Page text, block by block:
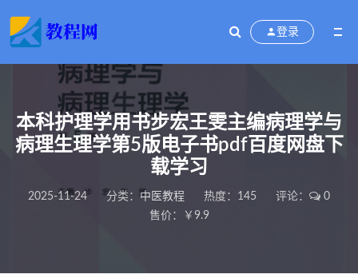
登录
本科护理学用书步宏王雯主编病理学与
病理生理学第5版电子书pdf百度网盘下
载学习
2025-11-24 分类： 中医教程 热度：145 评论：
0
售价：￥9.9